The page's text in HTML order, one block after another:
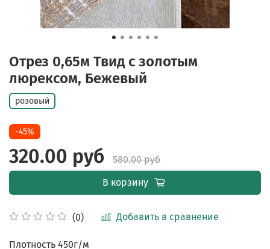
Отрез 0,65м Твид с золотым
люрексом, Бежевый
(0) Добавить в сравнение
розовый
-45%
320.00 руб
580.00 руб
В корзину
Плотность 450г/м